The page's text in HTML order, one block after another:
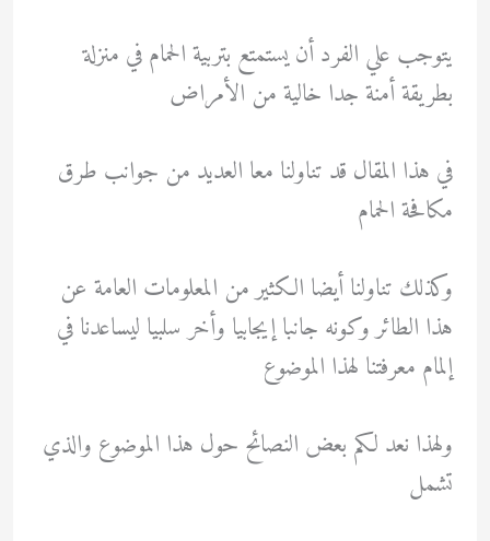
يتوجب علي الفرد أن يستمتع بتربية الحمام في منزلة
بطريقة أمنة جدا خالية من الأمراض
في هذا المقال قد تناولنا معا العديد من جوانب طرق
مكافحة الحمام
وكذلك تناولنا أيضا الكثير من المعلومات العامة عن
هذا الطائر وكونه جانبا إيجابيا وأخر سلبيا ليساعدنا في
إلمام معرفتنا لهذا الموضوع
ولهذا نعد لكم بعض النصائح حول هذا الموضوع والذي
تشمل